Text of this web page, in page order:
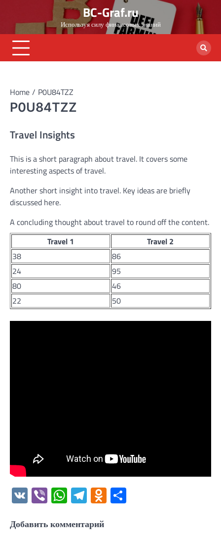
content
BC-Graf.ru
Используя силу финансовых знаний
Home P0U84TZZ
P0U84TZZ
Travel Insights
This is a short paragraph about travel. It covers some
interesting aspects of travel.
Another short insight into travel. Key ideas are briefly
discussed here.
A concluding thought about travel to round off the content.
Travel 1
Travel 2
38
86
24
95
80
46
22
50
VK ViberWhatsApp
Telegram
Odnoklassniki
Добавить комментарий